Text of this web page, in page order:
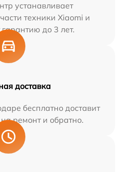
устанавливает
техники Xiaomi и
до 3 лет.
доставка
бесплатно доставит
ремонт и обратно.